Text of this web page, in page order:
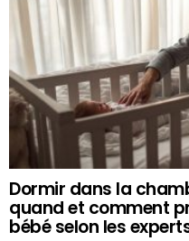
Dormir dans la
quand et comment
bébé selon les